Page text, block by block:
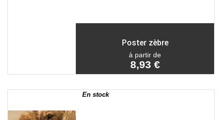
Poster zèbre
à partir de
8,93 €
En stock